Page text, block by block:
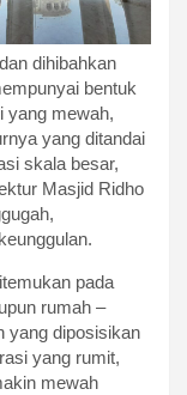
dihibahkan
bentuk
yang mewah,
yang ditandai
skala besar,
Masjid Ridho
pada
rumah –
yang diposisikan
yang rumit,
mewah